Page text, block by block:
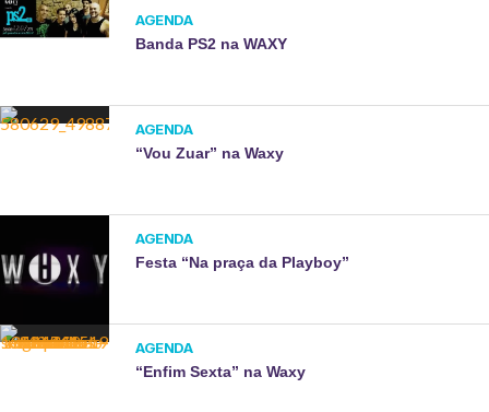
AGENDA
Banda PS2 na WAXY
AGENDA
“Vou Zuar” na Waxy
AGENDA
Festa “Na praça da Playboy”
AGENDA
“Enfim Sexta” na Waxy